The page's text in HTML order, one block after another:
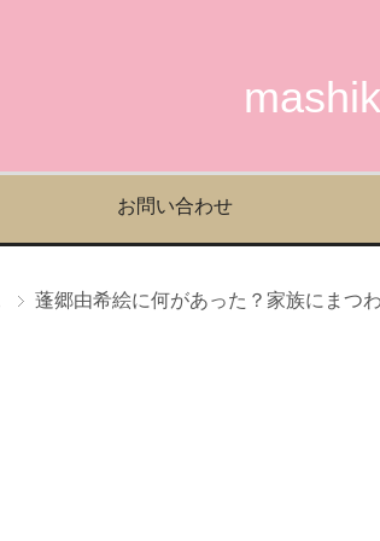
お問い合わせ
蓬郷由希絵に何があった？家族にまつ